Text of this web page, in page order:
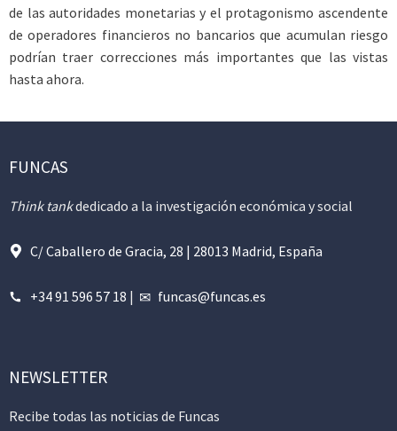
de las autoridades monetarias y el protagonismo ascendente
de operadores financieros no bancarios que acumulan riesgo
podrían traer correcciones más importantes que las vistas
hasta ahora.
FUNCAS
Think tankdedicado a la investigación económica y social
C/ Caballero de Gracia, 28 | 28013 Madrid, España
+34 91 596 57 18 | funcas@funcas.es
NEWSLETTER
Recibe todas las noticias de Funcas